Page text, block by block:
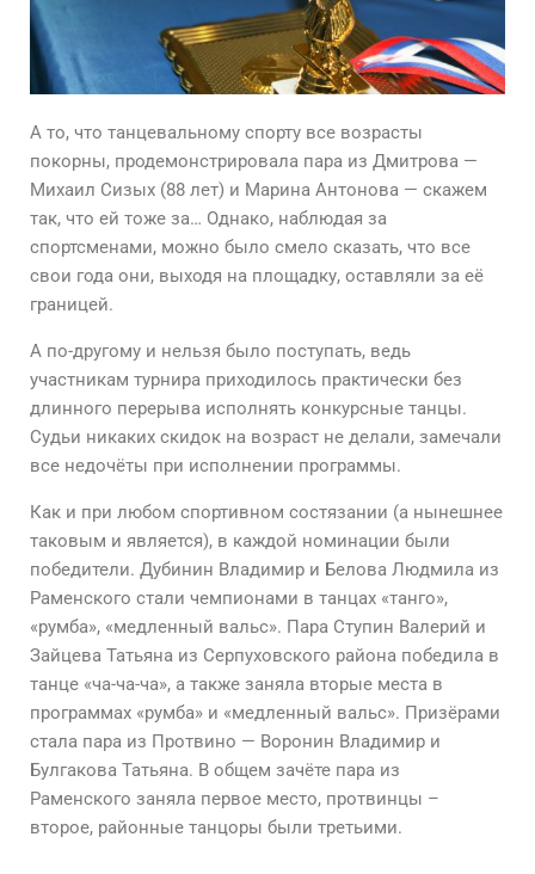
А то, что танцевальному спорту все возрасты
покорны, продемонстрировала пара из Дмитрова —
Михаил Сизых (88 лет) и Марина Антонова — скажем
так, что ей тоже за… Однако, наблюдая за
спортсменами, можно было смело сказать, что все
свои года они, выходя на площадку, оставляли за её
границей.
А по-другому и нельзя было поступать, ведь
участникам турнира приходилось практически без
длинного перерыва исполнять конкурсные танцы.
Судьи никаких скидок на возраст не делали, замечали
все недочёты при исполнении программы.
Как и при любом спортивном состязании (а нынешнее
таковым и является), в каждой номинации были
победители. Дубинин Владимир и Белова Людмила из
Раменского стали чемпионами в танцах «танго»,
«румба», «медленный вальс». Пара Ступин Валерий и
Зайцева Татьяна из Серпуховского района победила в
танце «ча-ча-ча», а также заняла вторые места в
программах «румба» и «медленный вальс». Призёрами
стала пара из Протвино — Воронин Владимир и
Булгакова Татьяна. В общем зачёте пара из
Раменского заняла первое место, протвинцы –
второе, районные танцоры были третьими.